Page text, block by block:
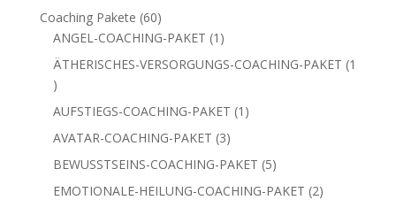
Produkt
Coaching Pakete 6060
Produkte
ANGEL-COACHING-PAKET 1 1
Produkt
ÄTHERISCHES-VERSORGUNGS-COACHING-PAKET 1
1
Produkt
AUFSTIEGS-COACHING-PAKET 1 1
AVATAR-COACHING-PAKET 33
Produkte
BEWUSSTSEINS-COACHING-PAKET 55
Produkte
EMOTIONALE-HEILUNG-COACHING-PAKET 22